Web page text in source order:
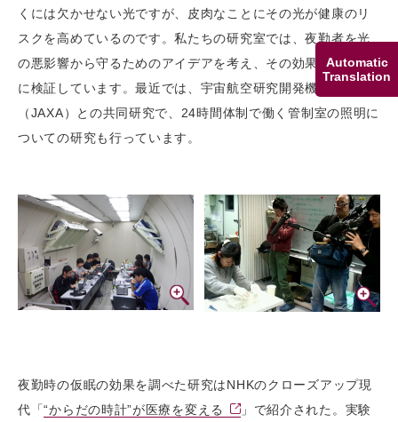
Automatic
Translation
くには欠かせない光ですが、皮肉なことにその光が健康のリ
スクを高めているのです。私たちの研究室では、夜勤者を光
の悪影響から守るためのアイデアを考え、その効果を科学的
に検証しています。最近では、宇宙航空研究開発機構
（JAXA）との共同研究で、24時間体制で働く管制室の照明に
ついての研究も行っています。
夜勤時の仮眠の効果を調べた研究はNHKのクローズアップ現
代「“からだの時計”が医療を変える
」で紹介された。実験